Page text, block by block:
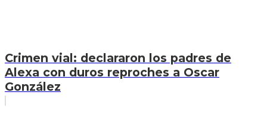
Crimen vial: declararon los padres de
Alexa con duros reproches a Oscar
González